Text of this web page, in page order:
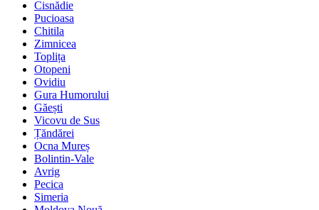
Cisnădie
Pucioasa
Chitila
Zimnicea
Toplița
Otopeni
Ovidiu
Gura Humorului
Găești
Vicovu de Sus
Țăndărei
Ocna Mureș
Bolintin-Vale
Avrig
Pecica
Simeria